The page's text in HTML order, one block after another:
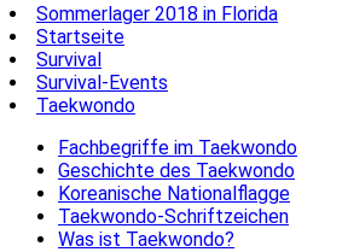
Sommerlager 2018 in Florida
Startseite
Survival
Survival-Events
Taekwondo
Fachbegriffe im Taekwondo
Geschichte des Taekwondo
Koreanische Nationalflagge
Taekwondo-Schriftzeichen
Was ist Taekwondo?